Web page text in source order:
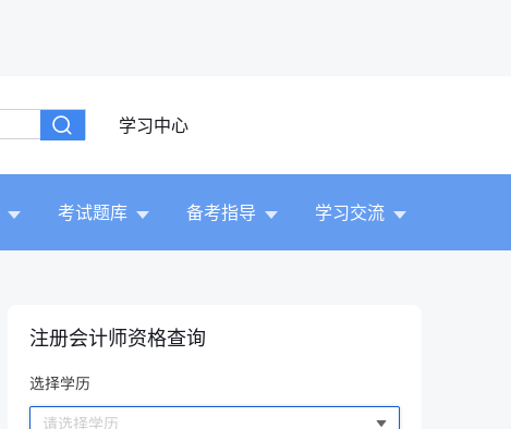
学习中心
考试题库 备考指导 学习交流
注册会计师资格查询